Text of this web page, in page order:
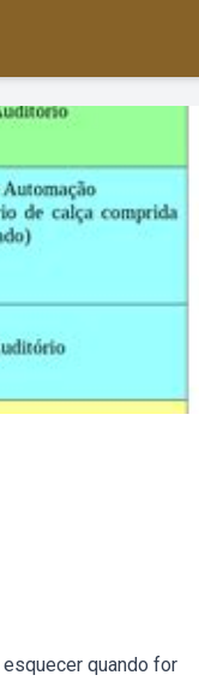
quando for